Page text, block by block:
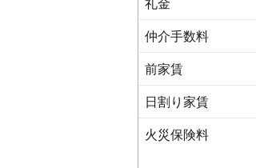
礼金
仲介手数料
前家賃
日割り家賃
火災保険料